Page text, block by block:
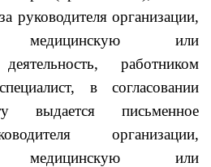
организации,
медицинскую или
работником
в согласовании
выдается письменное
организации,
медицинскую или